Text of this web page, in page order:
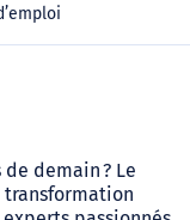
demain ? Le
transformation